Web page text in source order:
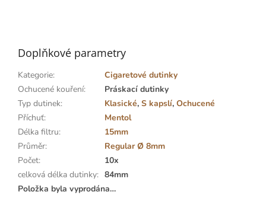
Doplňkové parametry
Kategorie:
Cigaretové dutinky
Ochucené kouření:
Práskací dutinky
Typ dutinek: Klasické, S kapslí, Ochucené
Příchuť:
Mentol
Délka filtru:
15mm
Průměr:
Regular Ø 8mm
Počet:
10x
celková délka dutinky: 84mm
Položka byla vyprodána…